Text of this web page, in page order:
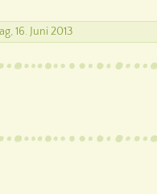
16. Juni 2013